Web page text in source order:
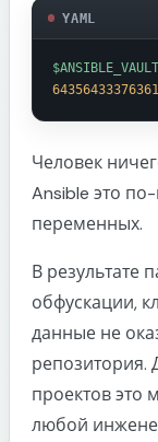
YAML
Человек
Ansible это
переменных.
В результате
обфускации,
данные не
проектов это
любой